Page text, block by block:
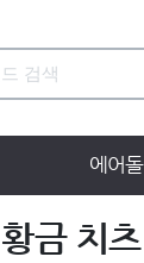
에어돌
황금 치